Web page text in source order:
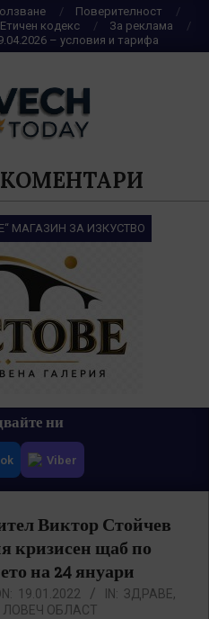
Поверителност
Етичен кодекс
За реклама
– условия и тарифа
МАГАЗИН ЗА ИЗКУСТВО
ни
Viber
Виктор Стойчев
кризисен щаб по
на 24 януари
19.01.2022 IN: ЗДРАВЕ,
ЛОВЕЧ ОБЛАСТ